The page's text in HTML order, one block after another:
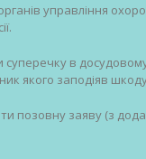
управління
в
якого заподіяв
заяву (з